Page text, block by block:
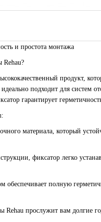
и простота монтажа
Rehau?
продукт,
подходит для систем
гарантирует
материала, который
фиксатор легко
обеспечивает полную
Rehau прослужит вам долгие